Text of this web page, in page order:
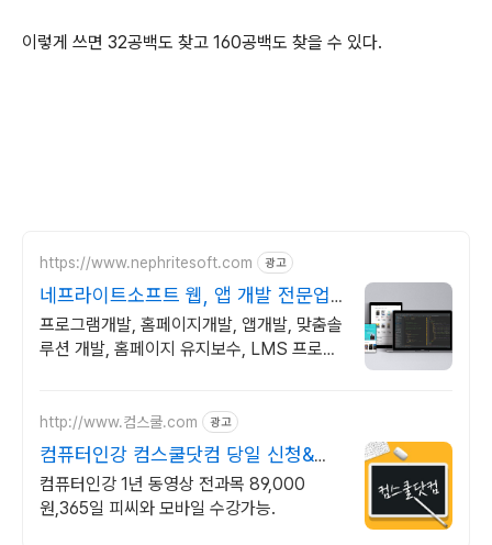
이렇게 쓰면 32공백도 찾고 160공백도 찾을 수 있다.
https://www.nephritesoft.com 광고
네프라이트소프트 웹, 앱 개발 전문업
체
프로그램개발, 홈페이지개발, 앱개발, 맞춤솔
루션 개발, 홈페이지 유지보수, LMS 프로그
http://www.컴스쿨.com 광고
컴퓨터인강 컴스쿨닷컴 당일 신청&결
제시 기프티콘!
컴퓨터인강 1년 동영상 전과목 89,000
원,365일 피씨와 모바일 수강가능.